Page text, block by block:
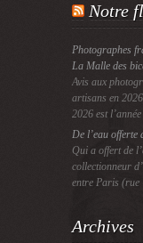
Notre
Photographes
La Malle des
Avis aux
artisans en
2026 est
De l’eau
Qui a offert de
collectionneur
entre Paris (rue
Archives